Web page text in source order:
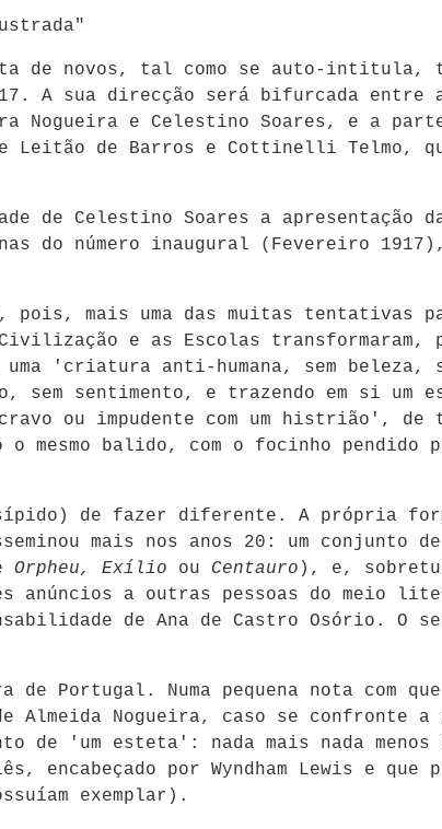
de novos, tal como se auto-intitula,
A sua direcção será bifurcada
Nogueira e Celestino Soares, e a
Leitão de Barros e Cottinelli Telmo,
de Celestino Soares a apresentação
do número inaugural (Fevereiro
mais uma das muitas tentativas
e as Escolas transformaram,
uma 'criatura anti-humana, sem beleza,
sem sentimento, e trazendo em si um
ou impudente com um histrião', de
balido, com o focinho pendido
de fazer diferente. A própria
mais nos anos 20: um conjunto
Orpheu, Exílio ou Centauro ), e,
anúncios a outras pessoas do meio
de Ana de Castro Osório. O
Portugal. Numa pequena nota com
Almeida Nogueira, caso se confronte a
de 'um esteta': nada mais nada
encabeçado por Wyndham Lewis e que
exemplar).